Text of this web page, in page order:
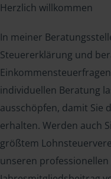
Herzlich willkommen
In meiner
Steuererklärung und
individuellen Beratung
ausschöpfen, damit Sie
erhalten. Werden auch
größtem
unseren